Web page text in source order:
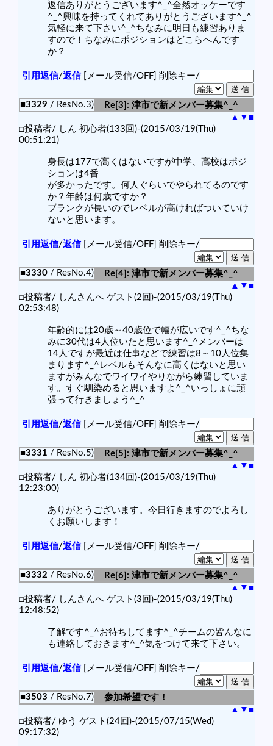
返信ありがとうございます^_^全然オッケーです
^_^興味を持ってくれてありがとうございます^_^
気軽に来て下さい^_^ちなみに明日も練習ありま
すので！ちなみにポジションはどこらへんです
か？
引用返信/返信[メール受信/OFF] 削除キー/
■3329 / ResNo.3)
Re[3]: 津市で新メンバー募集^_^
▲ ▼ ■
□投稿者/ しん 初心者(133回)-(2015/03/19(Thu)
00:51:21)
身長は177で高くはないですが中学、高校はポジ
ションは4番
が多かったです。何人ぐらいでやられてるのです
か？年齢は何歳ですか？
ブランクが長いのでレベルが高ければついていけ
ないと思います。
引用返信/返信[メール受信/OFF] 削除キー/
■3330 / ResNo.4)
Re[4]: 津市で新メンバー募集^_^
▲ ▼ ■
□投稿者/ しんさんへ ゲスト(2回)-(2015/03/19(Thu)
02:53:48)
年齢的には20歳～40歳位で幅が広いです^_^ちな
みに30代は4人位いたと思います^_^メンバーは
14人ですが最近は仕事などで練習は8～10人位集
まります^_^レベルもそんなに高くはないと思い
ますがみんなでワイワイやりながら練習していま
す。すぐ馴染めると思いますよ^_^いっしょに頑
張って行きましょう^_^
引用返信/返信[メール受信/OFF] 削除キー/
■3331 / ResNo.5)
Re[5]: 津市で新メンバー募集^_^
▲ ▼ ■
□投稿者/ しん 初心者(134回)-(2015/03/19(Thu)
12:23:00)
ありがとうございます。今日行きますのでよろし
くお願いします！
引用返信/返信[メール受信/OFF] 削除キー/
■3332 / ResNo.6)
Re[6]: 津市で新メンバー募集^_^
▲ ▼ ■
□投稿者/ しんさんへ ゲスト(3回)-(2015/03/19(Thu)
12:48:52)
了解です^_^お待ちしてます^_^チームの皆んなに
も連絡しておきます^_^気をつけて来て下さい。
引用返信/返信[メール受信/OFF] 削除キー/
■3503 / ResNo.7)
参加希望です！
▲ ▼ ■
□投稿者/ ゆう ゲスト(24回)-(2015/07/15(Wed)
09:17:32)